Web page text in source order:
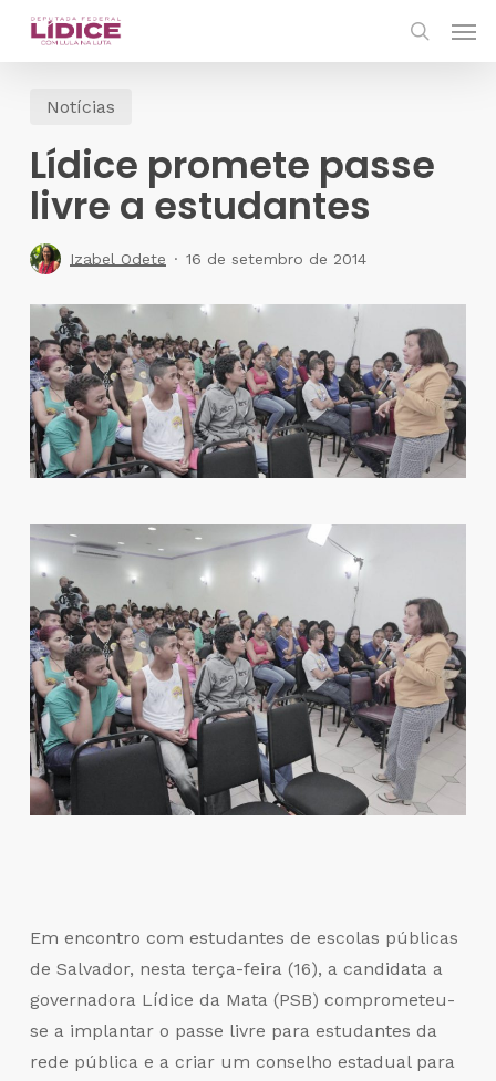
Skip
contentNotícias
Lídice promete passe
livre a estudantes
Izabel Odete 16 de setembro de 2014
Em encontro com estudantes de escolas públicas
de Salvador, nesta terça-feira (16), a candidata a
governadora Lídice da Mata (PSB) comprometeu-
se a implantar o passe livre para estudantes da
rede pública e a criar um conselho estadual para